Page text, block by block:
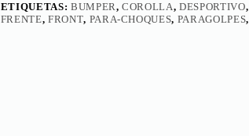
ETIQUETAS: BUMPER,COROLLA,DESPORTIVO,
FRENTE,FRONT, PARA-CHOQUES, PARAGOLPES,